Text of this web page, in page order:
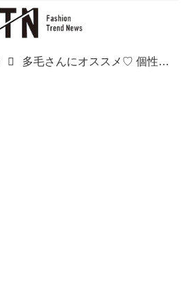
多毛さんにオススメ♡ 個性派さん必見！！【ウルフカット】特集！